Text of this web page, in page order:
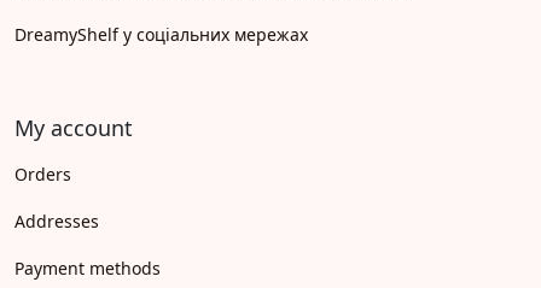
DreamyShelf у соціальних мережах
My account
Orders
Addresses
Payment methods